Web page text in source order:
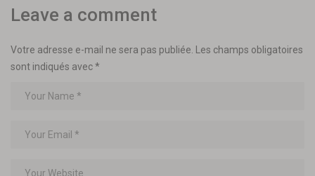
Leave a comment
Votre adresse e-mail ne sera pas publiée.
Les champs obligatoires
sont indiqués avec*